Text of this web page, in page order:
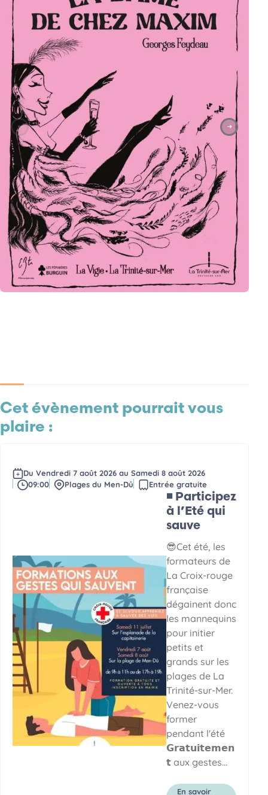
Slide précédente Slide
| 2
Cet évènement pourrait vous
plaire :
◾ Participez
à l’Eté qui
sauve
😎Cet été, les
formateurs de
La Croix-rouge
française
dégainent donc
les mannequins
pour initier
petits et
grands sur les
plages de La
Trinité-sur-Mer.
Venez-vous
former
pendant l'été
𝗚𝗿𝗮𝘁𝘂𝗶𝘁𝗲𝗺𝗲𝗻
𝘁 aux gestes…
En savoir
Date(s)
Du Vendredi 7 août 2026 au Samedi 8 août 2026
Horaires
09:00
Lieu
Plages du Men-Dû
Accès
Entrée gratuite